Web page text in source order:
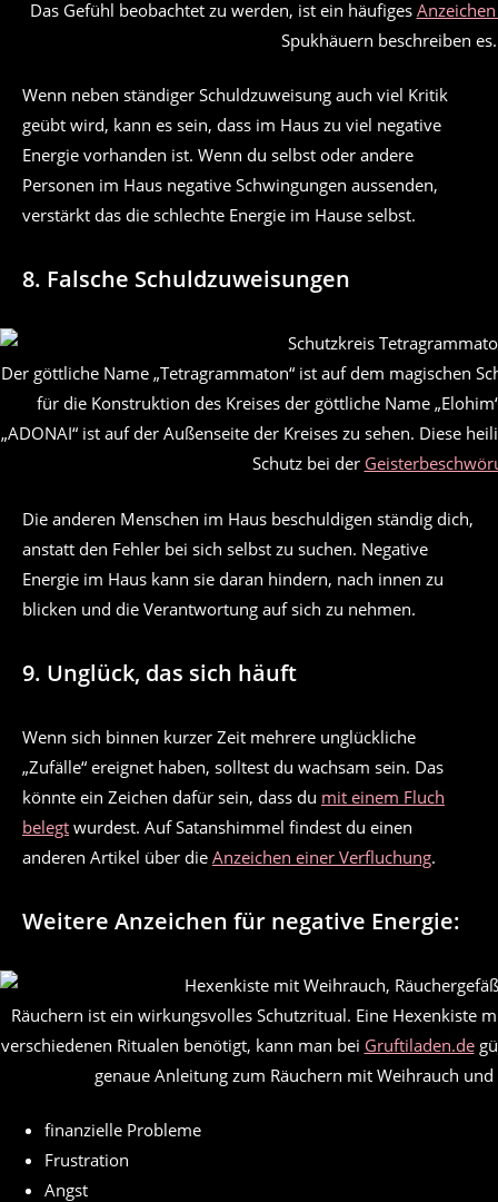
Das Gefühl beobachtet zu werden, ist ein häufiges
Spukhäuern beschreiben es.
Wenn neben ständiger Schuldzuweisung auch viel Kritik
geübt wird, kann es sein, dass im Haus zu viel negative
Energie vorhanden ist. Wenn du selbst oder andere
Personen im Haus negative Schwingungen aussenden,
verstärkt das die schlechte Energie im Hause selbst.
8. Falsche Schuldzuweisungen
Der göttliche Name „Tetragrammaton“ ist auf dem magischen
für die Konstruktion des Kreises der göttliche Name
„ADONAI“ ist auf der Außenseite der Kreises zu sehen. Diese
Schutz bei der
Die anderen Menschen im Haus beschuldigen ständig dich,
anstatt den Fehler bei sich selbst zu suchen. Negative
Energie im Haus kann sie daran hindern, nach innen zu
blicken und die Verantwortung auf sich zu nehmen.
9. Unglück, das sich häuft
Wenn sich binnen kurzer Zeit mehrere unglückliche
„Zufälle“ ereignet haben, solltest du wachsam sein. Das
könnte ein Zeichen dafür sein, dass du mit einem Fluch
belegt wurdest. Auf Satanshimmel findest du einen
anderen Artikel über die Anzeichen einer Verfluchung.
Weitere Anzeichen für negative Energie:
Räuchern ist ein wirkungsvolles Schutzritual. Eine Hexenkiste
verschiedenen Ritualen benötigt, kann man bei Gruftiladen.de
genaue Anleitung zum Räuchern mit Weihrauch
finanzielle Probleme
Frustration
Angst